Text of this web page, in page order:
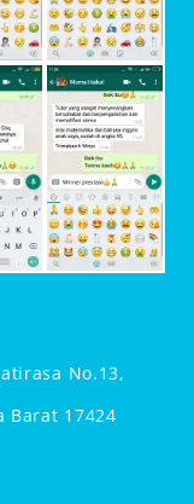
No.13,
Barat 17424